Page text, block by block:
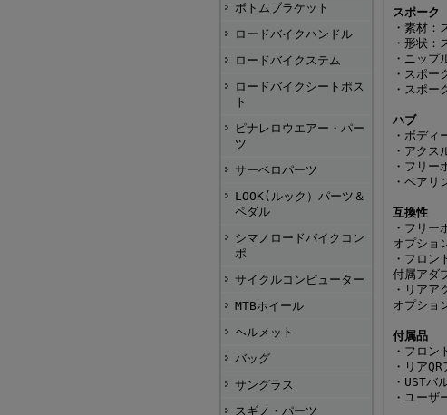
ボトムブラケット
ロードバイクハンドル
ロードバイクステム
ロードバイクシートポス
ト
ピナレロウエアー・パー
ツ
サーベロパーツ
LOOK(ルック）パーツ＆
ペダル
シマノロードバイクコン
ポ
サイクルコンピューター
MTBホイール
ヘルメット
バッグ
サングラス
スギノ・パーツ
スポーク
・素材：
・形状：
・ニップ
・スポ
・スポ
ハブ
・ボディ
・アクス
・フリー
・ベアリ
互換性
・フリー
オプショ
・フロン
付属アダ
・リアア
オプショ
付属品
・フロン
・リア
・USTバ
・ユーザ